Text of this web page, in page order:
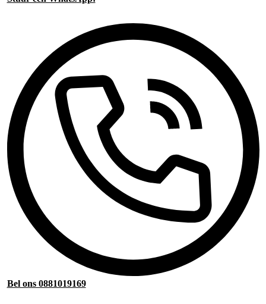
Bel ons 0881019169